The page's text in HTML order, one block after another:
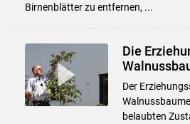
Birnenblätter zu entfernen, ...
Die
Der
belaubten